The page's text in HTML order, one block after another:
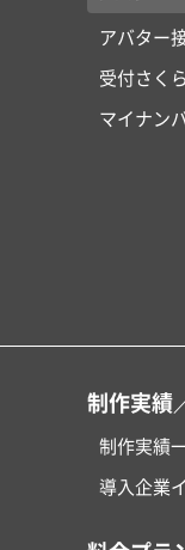
アバター
受付さく
マイナン
制作実績
制作実績
導入企業